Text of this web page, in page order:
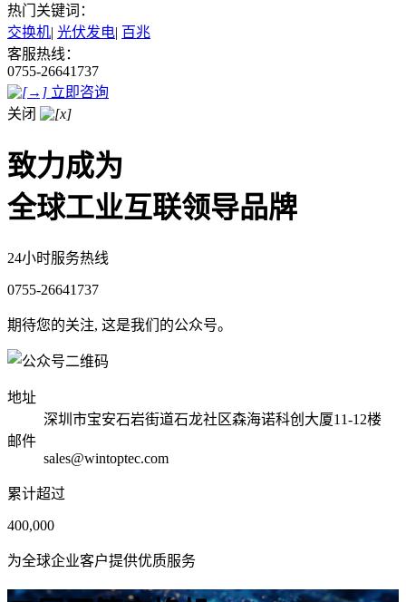
热门关键词：
交换机| 光伏发电| 百兆
客服热线：
0755-26641737
立即咨询
关闭
致力成为
全球工业互联领导品牌
24小时服务热线
0755-26641737
期待您的关注, 这是我们的公众号。
地址
深圳市宝安石岩街道石龙社区森海诺科创大厦11-12楼
邮件
sales@wintoptec.com
累计超过
400,000
为全球企业客户提供优质服务